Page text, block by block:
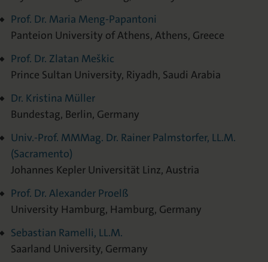
Prof. Dr. Maria Meng-Papantoni
Panteion University of Athens, Athens, Greece
Prof. Dr. Zlatan Meškic
Prince Sultan University, Riyadh, Saudi Arabia
Dr. Kristina Müller
Bundestag, Berlin, Germany
Univ.-Prof. MMMag. Dr. Rainer Palmstorfer, LL.M.
(Sacramento)
Johannes Kepler Universität Linz, Austria
Prof. Dr. Alexander Proelß
University Hamburg, Hamburg, Germany
Sebastian Ramelli, LL.M.
Saarland University, Germany